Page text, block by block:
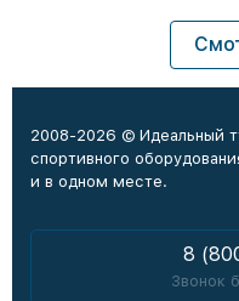
2008-2026 © Идеальный
спортивного
и в одном месте.
8
Звонок